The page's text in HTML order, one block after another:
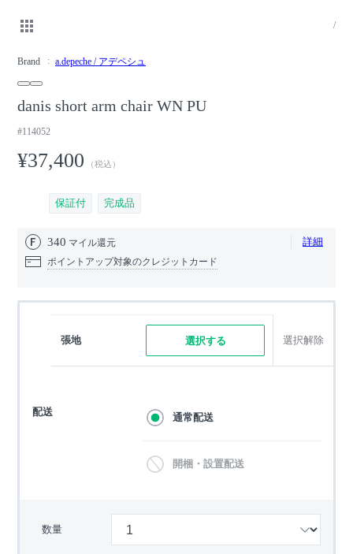
/
Brand a.depeche / アデペシュ
danis short arm chair WN PU
#114052
¥37,400 （税込）
保証付 完成品
340 マイル還元 詳細
ポイントアップ対象のクレジットカード
張地 選択する 選択解除
配送 通常配送
開梱・設置配送
数量